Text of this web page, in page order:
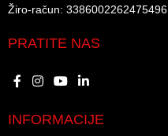
Žiro-račun: 3386002262475496​​
PRATITE NAS
INFORMACIJE